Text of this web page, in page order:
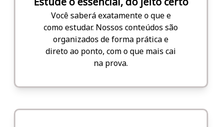
Você saberá exatamente o que e
como estudar. Nossos conteúdos são
organizados de forma prática e
direto ao ponto, com o que mais cai
na prova.